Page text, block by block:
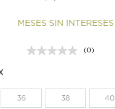
MESES SIN INTERESES
Sin
misma
(0)
36 38 40